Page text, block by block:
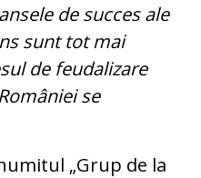
de succes ale
sunt tot mai
de feudalizare
se
„Grup de la